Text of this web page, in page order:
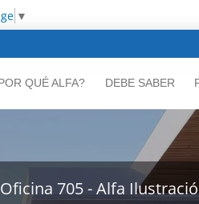
▼
QUÉ ALFA? DEBE SABER
Oficina 705 - Alfa